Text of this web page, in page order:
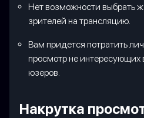
Нет возможности выбрать
зрителей на трансляцию.
Вам придется потратить
просмотр не интересующих
юзеров.
Накрутка